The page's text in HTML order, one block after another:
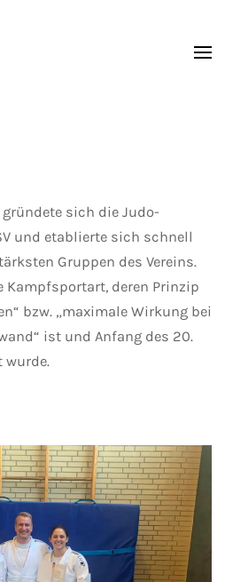
gründete sich die Judo-
und etablierte sich schnell
Gruppen des Vereins.
deren Prinzip
bzw. „maximale Wirkung bei
ist und Anfang des 20.
wurde.